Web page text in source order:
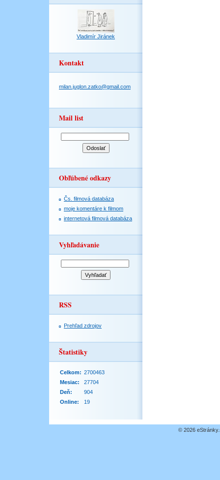
Vladimír Jiránek
Kontakt
milan.juglon.zatko@gmail.com
Mail list
Obľúbené odkazy
Čs. filmová databáza
moje komentáre k filmom
internetová filmová databáza
Vyhľadávanie
RSS
Prehľad zdrojov
Štatistiky
Online: 19
Celkom: 2700463
Mesiac:
27704
Deň:
904
© 2026